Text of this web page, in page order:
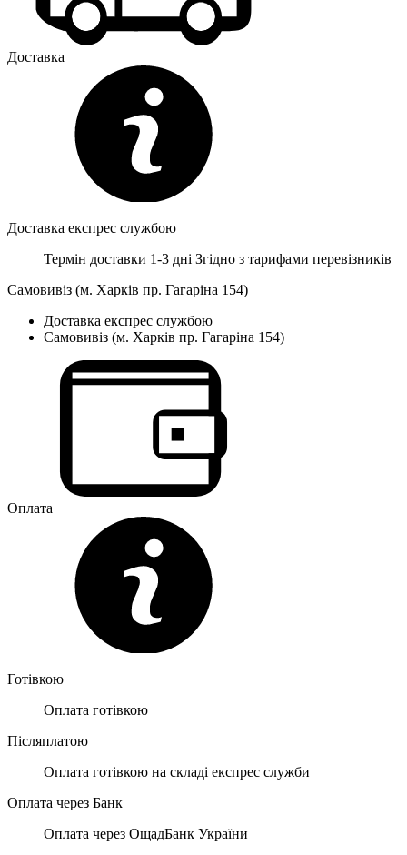
Доставка
Доставка експрес службою
Термін доставки 1-3 дні Згідно з тарифами перевізників
Самовивіз (м. Харків пр. Гагаріна 154)
Доставка експрес службою
Самовивіз (м. Харків пр. Гагаріна 154)
Оплата
Готівкою
Оплата готівкою
Післяплатою
Оплата готівкою на складі експрес служби
Оплата через Банк
Оплата через ОщадБанк України